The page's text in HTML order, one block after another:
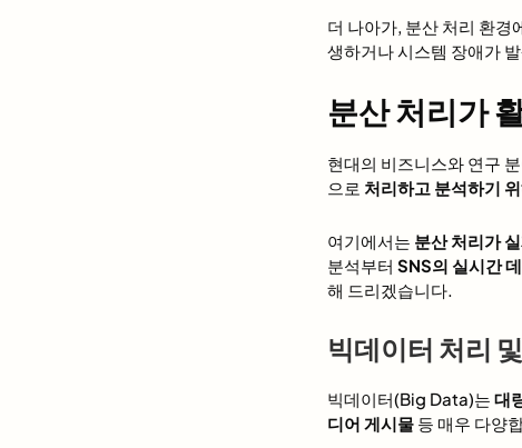
더 나아가, 분산 처리 환경
생하거나 시스템 장애가
분산 처리가
현대의 비즈니스와 연구
으로 처리하고 분석하기
여기에서는 분산 처리가
분석부터SNS의 실시간
해 드리겠습니다.
빅데이터 처리
빅데이터(Big Data)는대
디어 게시물 등 매우 다양